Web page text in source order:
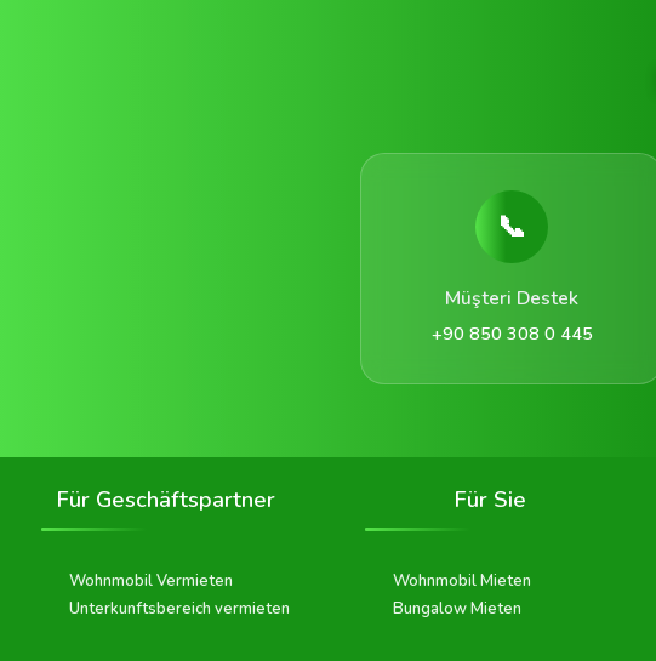
📞
Müşteri Destek
+90 850 308 0 445
Für Geschäftspartner
Wohnmobil Vermieten
Unterkunftsbereich vermieten
Für Sie
Wohnmobil Mieten
Bungalow Mieten